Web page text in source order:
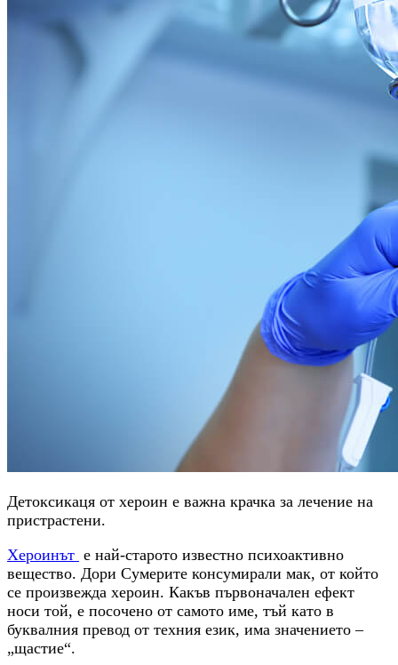
Детоксикаця от хероин е важна крачка за лечение на
пристрастени.
Хероинът е най-старото известно психоактивно
вещество. Дори Сумерите консумирали мак, от който
се произвежда хероин. Какъв първоначален ефект
носи той, е посочено от самото име, тъй като в
буквалния превод от техния език, има значението –
„щастие“.